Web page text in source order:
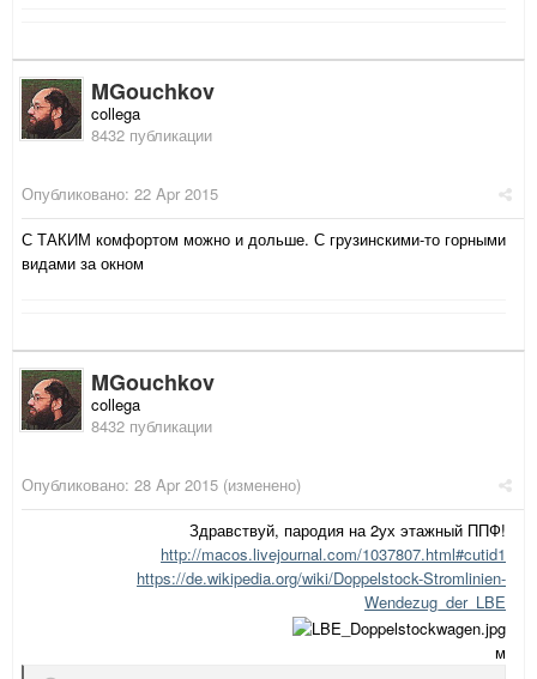
MGouchkov
collega
8432 публикации
Опубликовано: 22 Apr 2015
С ТАКИМ комфортом можно и дольше. С грузинскими-то горными
видами за окном
MGouchkov
collega
8432 публикации
Опубликовано: 28 Apr 2015 (изменено)
Здравствуй, пародия на 2ух этажный ППФ!
http://macos.livejournal.com/1037807.html#cutid1
https://de.wikipedia.org/wiki/Doppelstock-Stromlinien-
Wendezug_der_LBE
м